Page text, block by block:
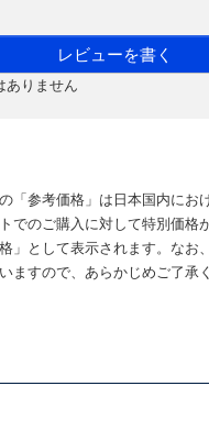
レビューを書く
ありません
「参考価格」は日本国内にお
でのご購入に対して特別価格
」として表示されます。なお
ますので、あらかじめご了承